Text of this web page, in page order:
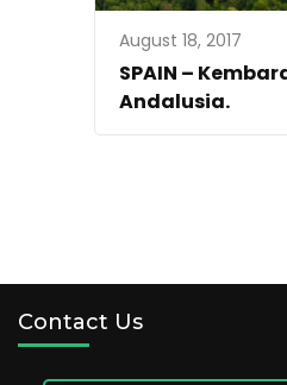
August 18, 2017
SPAIN –
Andalusia.
Contact Us